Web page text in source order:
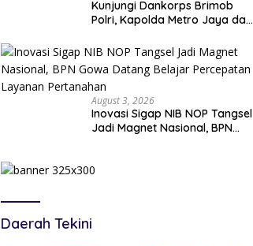
Kunjungi Dankorps Brimob
Polri, Kapolda Metro Jaya dan
Soliditas TNI-Polri
August 3, 2026
Inovasi Sigap NIB NOP Tangsel
Jadi Magnet Nasional, BPN
Pertanahan
Daerah Tekini